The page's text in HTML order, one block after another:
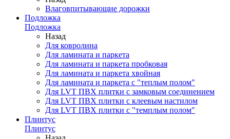
Влаговпитывающие дорожки
Подложка
Подложка
Назад
Для ковролина
Для ламината и паркета
Для ламината и паркета пробковая
Для ламината и паркета хвойная
Для ламината и паркета с "теплым полом"
Для LVT ПВХ плитки с замковым соединением
Для LVT ПВХ плитки с клеевым настилом
Для LVT ПВХ плитки с "темплым полом"
Плинтус
Плинтус